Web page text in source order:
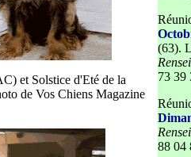
et Solstice d'Eté de la
de Vos Chiens Magazine
(63).
73 39
88 04